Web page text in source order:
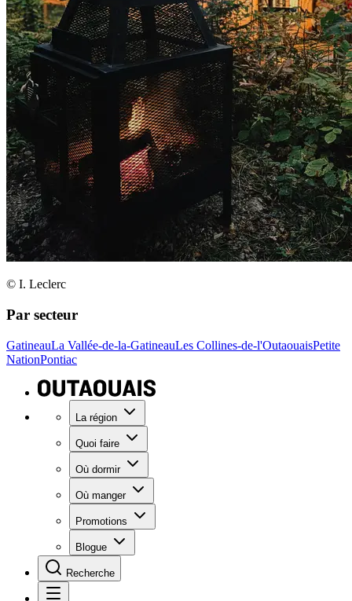
© I. Leclerc
Par secteur
GatineauLa Vallée-de-la-GatineauLes Collines-de-l'OutaouaisPetite
NationPontiac
La région
Quoi faire
Où dormir
Où manger
Promotions
Blogue
Recherche